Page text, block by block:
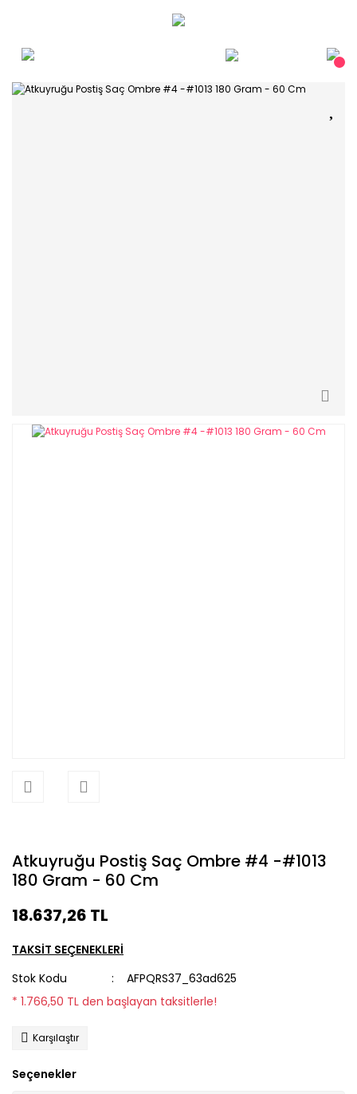
Atkuyruğu Postiş Saç Ombre #4 -#1013
180 Gram - 60 Cm
18.637,26 TL
TAKSİT SEÇENEKLERİ
Stok Kodu
AFPQRS37_63ad625
* 1.766,50 TL den başlayan taksitlerle!
Karşılaştır
Seçenekler